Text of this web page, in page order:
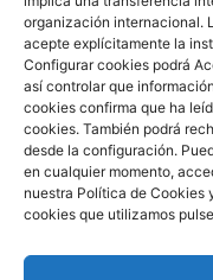
organización internacional.
acepte explícitamente la
Configurar cookies podrá
así controlar que
cookies confirma que ha
cookies. También podrá
desde la configuración.
en cualquier momento,
nuestra Política de Cookies
cookies que utilizamos
Facebook